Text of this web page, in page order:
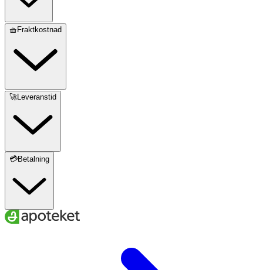
🧺Fraktkostnad
🚀Leveranstid
💳Betalning